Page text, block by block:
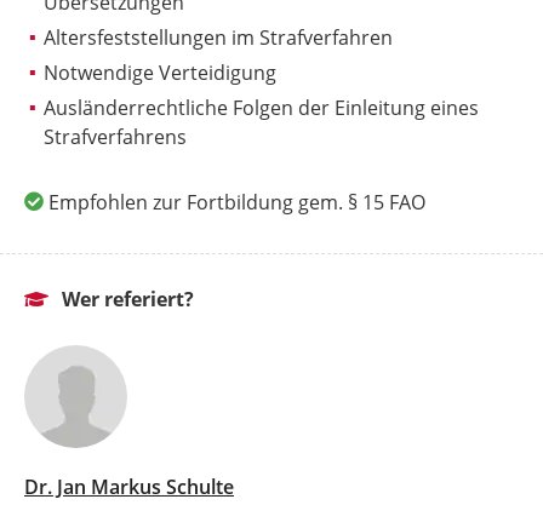
Altersfeststellungen im Strafverfahren
Notwendige Verteidigung
Ausländerrechtliche Folgen der Einleitung eines
Strafverfahrens
Empfohlen zur Fortbildung gem. § 15 FAO
Wer referiert?
Dr. Jan Markus Schulte